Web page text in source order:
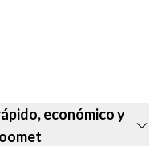
económico y